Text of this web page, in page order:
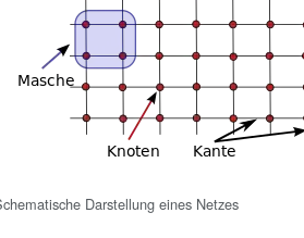
Darstellung eines Netzes